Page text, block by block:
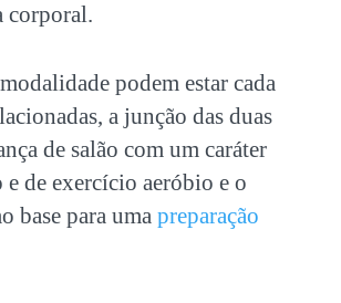
corporal.
podem estar cada
a junção das duas
de salão com um caráter
de exercício aeróbio e o
base para uma preparação